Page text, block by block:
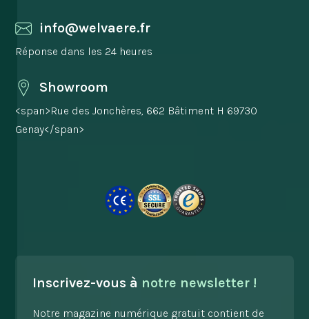
info@welvaere.fr
Réponse dans les 24 heures
Showroom
<span>Rue des Jonchères, 662 Bâtiment H 69730
Genay</span>
Inscrivez-vous à notre newsletter !
Notre magazine numérique gratuit contient de